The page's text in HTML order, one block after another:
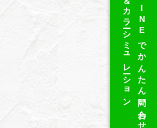
LINEでかんたん問い合わせ
＆カラーシミュレーション